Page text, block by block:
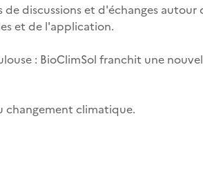
discussions et d'échanges autour
et de l'application.
: BioClimSol franchit une
changement climatique.